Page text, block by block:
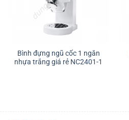
Bình đựng ngũ cốc 1 ngăn
nhựa trắng giá rẻ NC2401-1